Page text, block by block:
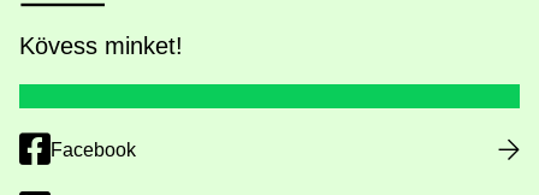
Kövess minket!
Facebook